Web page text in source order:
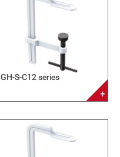
GH-S-C12 series